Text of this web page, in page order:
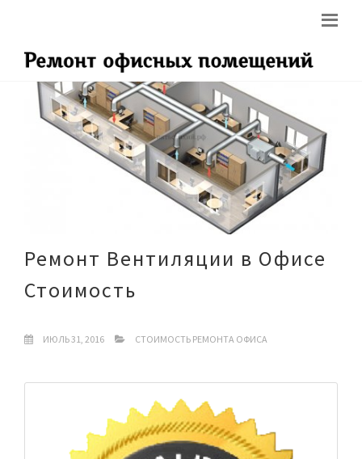
Ремонт Вентиляции в Офисе
Стоимость
ИЮЛЬ 31, 2016 СТОИМОСТЬ РЕМОНТА ОФИСА